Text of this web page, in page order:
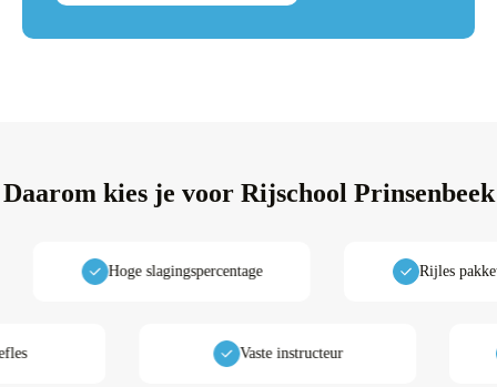
Daarom kies je voor Rijschool Prinsenbeek
Hoge slagingspercentage Rijles pakketten
proefles Vaste instructeur